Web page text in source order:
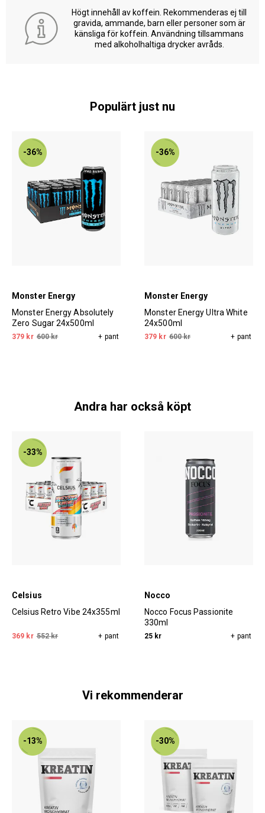
Högt innehåll av koffein. Rekommenderas ej till
gravida, ammande, barn eller personer som är
känsliga för koffein. Användning tillsammans
med alkoholhaltiga drycker avråds.
Populärt just nu
-36%
Monster Energy
Monster Energy Absolutely
Zero Sugar 24x500ml
379 kr 600 kr + pant
-36%
Monster Energy
Monster Energy Ultra White
24x500ml
379 kr 600 kr + pant
Andra har också köpt
-33%
Celsius
Celsius Retro Vibe 24x355ml
369 kr 552 kr + pant
Nocco
Nocco Focus Passionite
330ml
25 kr + pant
Vi rekommenderar
-13% -30%